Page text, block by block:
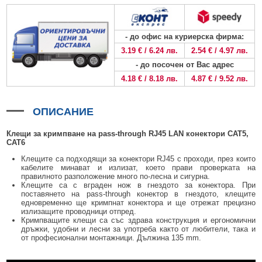
БЕЗЖИЧНИ ДЕТЕКТОРИ AJAX
БЕЗЖИЧНИ ДЕТЕКТОРИ ЗА ПОЖАР, ДИМ, ТОПЛИНА И ВЪГЛЕРОДЕН
ОКСИД
БЕЗЖИЧНИ КЛАВИАТУРИ AJAX
БЕЗКОНТАКТНИ RFID КАРТИ И ЧИПОВЕ ЗА КЛАВИАТУРИ
БЕЗЖИЧНИ СИРЕНИ AJAX
МОДУЛИ ЗА СГРАДНА АВТОМАТИЗАЦИЯ AJAX
БЕЗЖИЧНИ ДЕТЕКТОРИ ЗА HIKVISION AX PRO
БЕЗЖИЧНИ МОДУЛИ И АКСЕСОАРИ ЗА HIKVISION AX PRO
КОМПЛЕКТИ БЕЗЖИЧНИ АЛАРМЕНИ СИСТЕМИ AX PRO
ALFALINE, СТЕННИ/СТОЯЩИ, С ОТВАРЯЕМИ И ЗАКЛЮЧВАЩИ СЕ
INTERLINE, СТОЯЩИ - НЕОТВАРЯЕМИ СТРАНИЦИ
BETALINE, СТОЯЩИ С ОТВАРЯЕМИ И ЗАКЛЮЧВАЩИ СЕ СТРАНИЦИ
АКСЕСОАРИ ЗА КОМУНИКАЦИОННИ ШКАФОВЕ
УПОТРЕБЯВАНА ТЕХНИКА
- до офис на куриерска фирма:
3.19 € / 6.24 лв.
2.54 € / 4.97 лв.
- до посочен от Вас адрес
4.18 € / 8.18 лв.
4.87 € / 9.52 лв.
ОПИСАНИЕ
Клещи за кримпване на pass-through RJ45 LAN конектори CAT5,
CAT6
Клещите са подходящи за конектори RJ45 с проходи, през които
кабелите минават и излизат, което прави проверката на
правилното разположение много по-лесна и сигурна.
Клещите са с вграден нож в гнездото за конектора. При
поставянето на pass-through конектор в гнездото, клещите
едновременно ще кримпнат конектора и ще отрежат прецизно
излизащите проводници отпред.
Кримпващите клещи са със здрава конструкция и ергономични
дръжки, удобни и лесни за употреба както от любители, така и
от професионални монтажници. Дължина 135 mm.